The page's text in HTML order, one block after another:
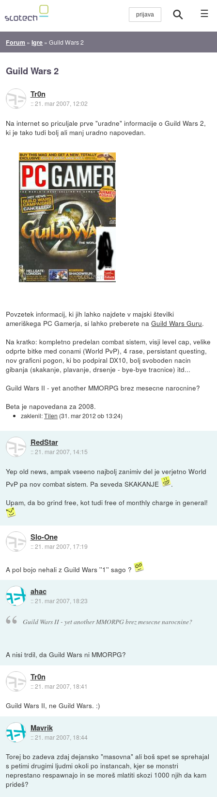
☰
Forum »Igre »Guild Wars 2
Guild Wars 2
Tr0n
::21. mar 2007, 12:02
Na internet so priculjale prve "uradne" informacije o Guild Wars 2,
ki je tako tudi bolj ali manj uradno napovedan.
Povzetek informacij, ki jih lahko najdete v majski številki
ameriškega PC Gamerja, si lahko preberete naGuild Wars Guru.
Na kratko: kompletno predelan combat sistem, visji level cap, velike
odprte bitke med conami (World PvP), 4 rase, persistant questing,
nov graficni pogon, ki bo podpiral DX10, bolj svoboden nacin
gibanja (skakanje, plavanje, drsenje - bye-bye tracnice) itd...
Guild Wars II - yet another MMORPG brez mesecne narocnine?
Beta je napovedana za 2008.
zaklenil:Tilen (31. mar 2012 ob 13:24)
RedStar
::21. mar 2007, 14:15
Yep old news, ampak vseeno najbolj zanimiv del je verjetno World
PvP pa nov combat sistem. Pa seveda SKAKANJE
.
Upam, da bo grind free, kot tudi free of monthly charge in general!
Slo-One
::21. mar 2007, 17:19
A pol bojo nehali z Guild Wars ''1'' sago ?
ahac
::21. mar 2007, 18:23
Guild Wars II - yet another MMORPG brez mesecne narocnine?
A nisi trdil, da Guild Wars ni MMORPG?
Tr0n
::21. mar 2007, 18:41
Guild Wars II, ne Guild Wars. :)
Mavrik
::21. mar 2007, 18:44
Torej bo zadeva zdaj dejansko "masovna" ali boš spet se sprehajal
s petimi drugimi ljudmi okoli po instancah, kjer se monstri
neprestano respawnajo in se moreš mlatiti skozi 1000 njih da kam
prideš?